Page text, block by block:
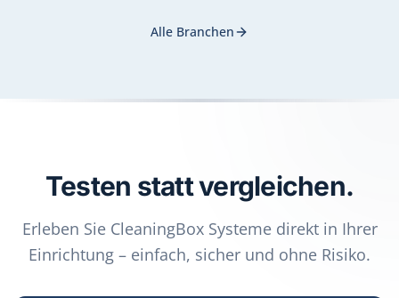
Alle Branchen
Testen statt vergleichen.
Erleben Sie CleaningBox Systeme direkt in Ihrer
Einrichtung – einfach, sicher und ohne Risiko.